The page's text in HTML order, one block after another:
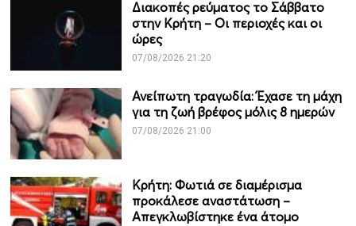
Διακοπές ρεύματος το Σάββατο
στην Κρήτη – Οι περιοχές και οι
ώρες
07/08/2026 21:20
Ανείπωτη τραγωδία: Έχασε τη μάχη
για τη ζωή βρέφος μόλις 8 ημερών
07/08/2026 21:00
Κρήτη: Φωτιά σε διαμέρισμα
προκάλεσε αναστάτωση –
Απεγκλωβίστηκε ένα άτομο